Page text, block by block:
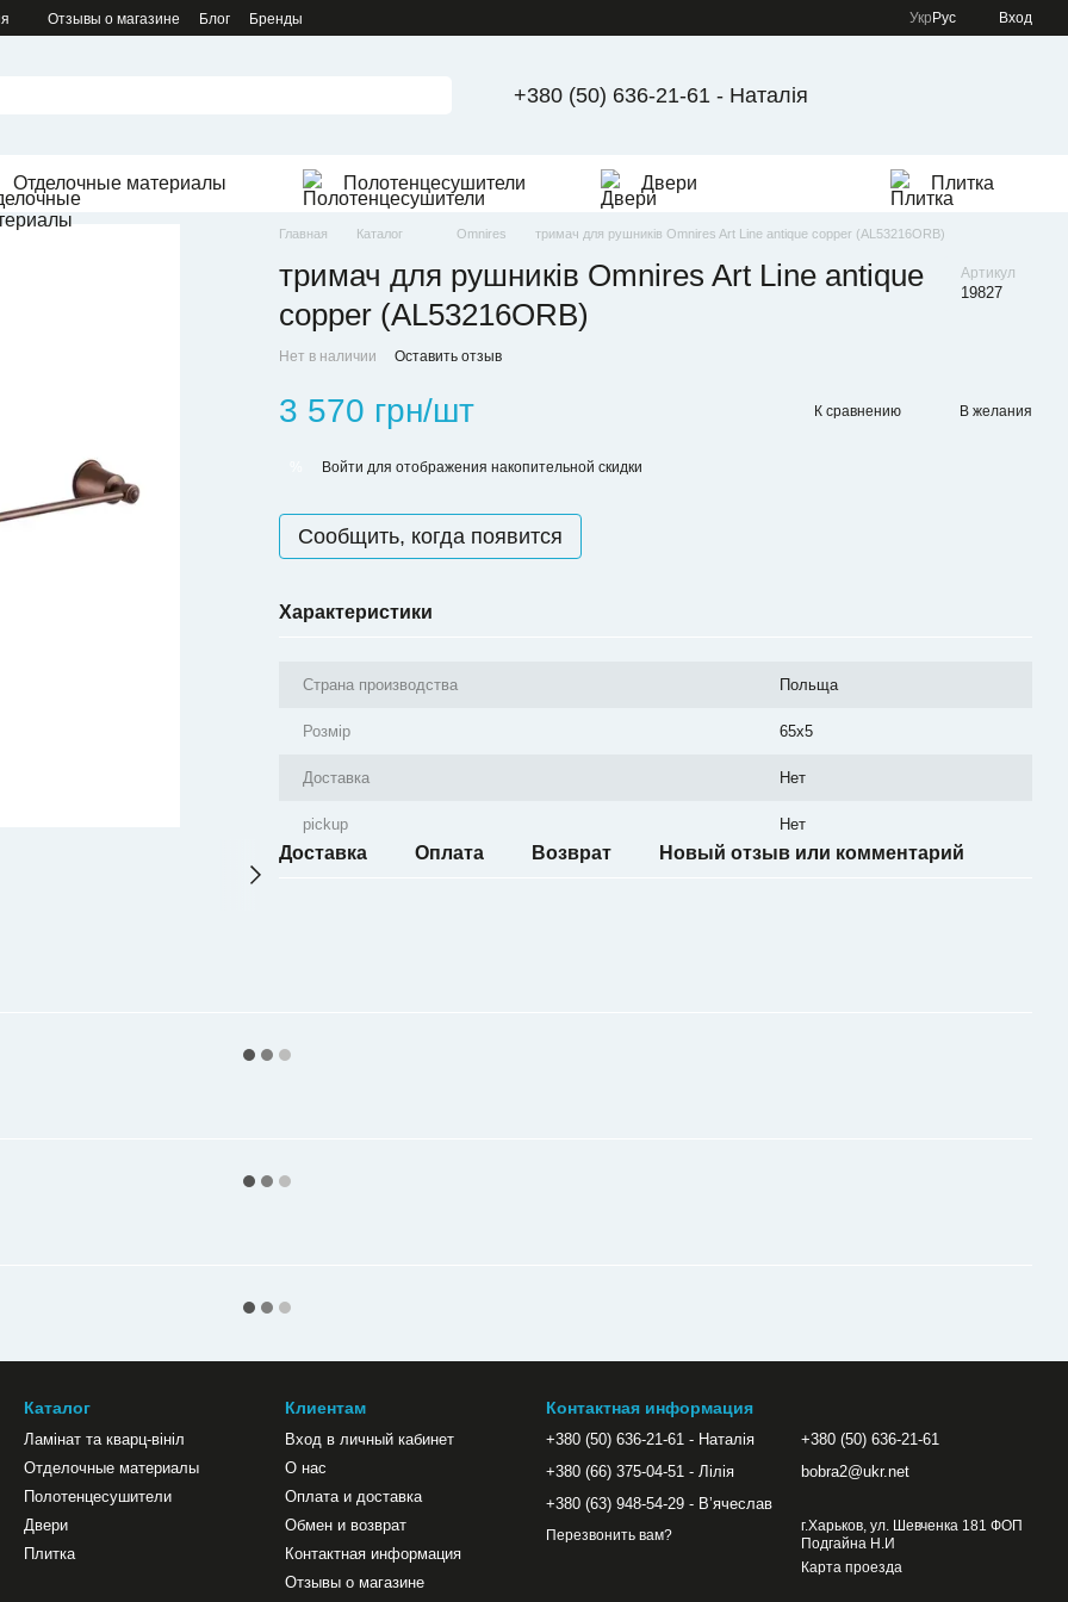
Отзывы о магазине Блог Бренды Укр Рус Вход
+380 (50) 636-21-61 - Наталія
Отделочные материалы Полотенцесушители Двери Плитка
Главная Каталог Omnires тримач для рушників Omnires Art Line antique copper (AL53216ORB)
тримач для рушників Omnires Art Line antique
copper (AL53216ORB)
Артикул
19827
Нет в наличии Оставить отзыв
3 570 грн/шт К сравнению В желания
Войти для отображения накопительной скидки
Сообщить, когда появится
Характеристики
Страна производства Польща
Розмір 65x5
Доставка Нет
pickup Нет
Доставка Оплата Возврат Новый отзыв или комментарий
Каталог
Ламінат та кварц-вініл
Отделочные материалы
Полотенцесушители
Двери
Плитка
Клиентам
Вход в личный кабинет
О нас
Оплата и доставка
Обмен и возврат
Контактная информация
Отзывы о магазине
Контактная информация
+380 (50) 636-21-61 - Наталія
+380 (66) 375-04-51 - Лілія
+380 (63) 948-54-29 - Вʼячеслав
Перезвонить вам?
+380 (50) 636-21-61
bobra2@ukr.net
г.Харьков, ул. Шевченка 181 ФОП
Подгайна Н.И
Карта проезда